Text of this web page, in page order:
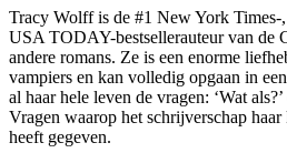
Tracy Wolff is de #1 New York Times-
USA TODAY-bestsellerauteur van de
andere romans. Ze is een enorme
vampiers en kan volledig opgaan in
al haar hele leven de vragen: ‘Wat
Vragen waarop het schrijverschap
heeft gegeven.